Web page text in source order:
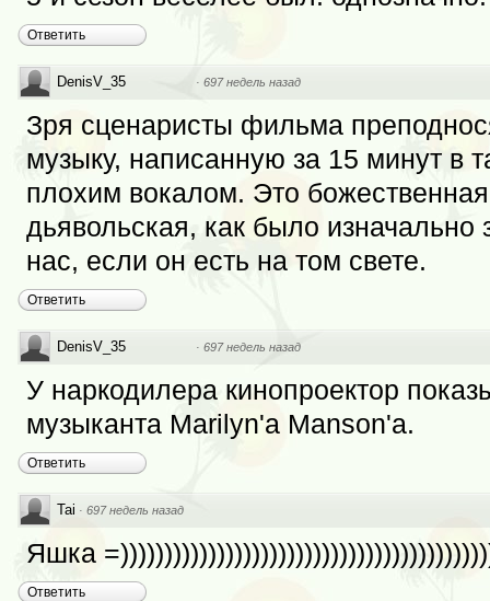
Ответить
DenisV_35 · 697 недель назад
Зря сценаристы фильма
музыку, написанную за 15 минут в
плохим вокалом. Это
дьявольская, как было изначально
нас, если он есть на том свете.
Ответить
DenisV_35 · 697 недель назад
У наркодилера кинопроектор
музыканта Marilyn'а Manson'а.
Ответить
Tai · 697 недель назад
Яшка
Ответить